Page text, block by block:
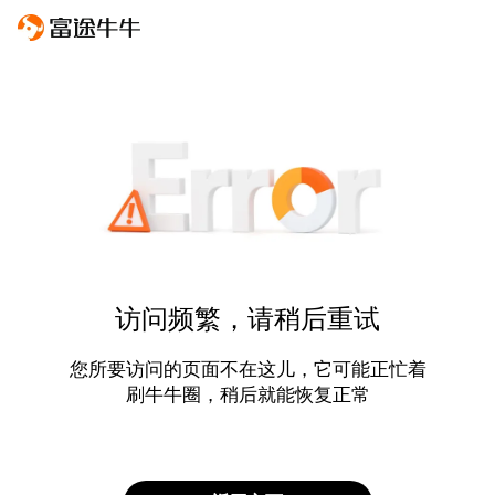
访问频繁，请稍后重试
您所要访问的页面不在这儿，它可能正忙着
刷牛牛圈，稍后就能恢复正常